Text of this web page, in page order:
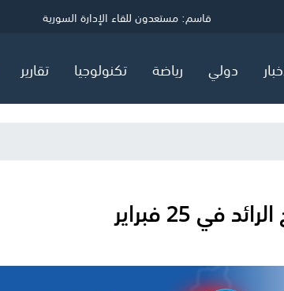
توضيح مهم صادر عن هيئة البترول في قطاع غزة
السعودية وتركيا وباكستان توقع اتفاق "دفاع
قاسم: مستعدون للقاء الإدارة السورية
دولي رياضة تكنولوجيا تقارير
25 فبراير